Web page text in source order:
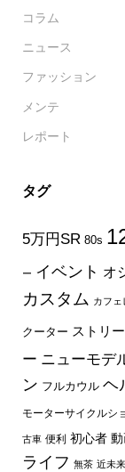
コラム
ニュース
ファッション
メンテ
レポート
タグ
5万円SR 80s
ー イベント オ
カスタム カフェ
クーター ストリ
ー ニューモデ
ン フルカウル ヘ
モーターサイクルシ
古車 便利 初心者
ライフ 無茶 近未来